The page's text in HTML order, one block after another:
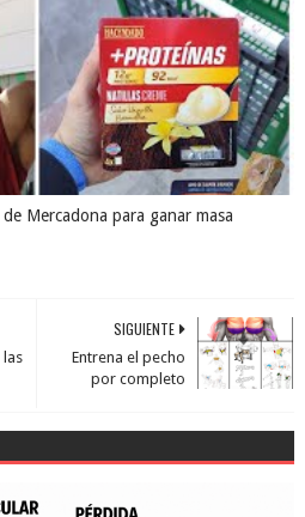
Mercadona para ganar masa
SIGUIENTE
Entrena el pecho
por completo